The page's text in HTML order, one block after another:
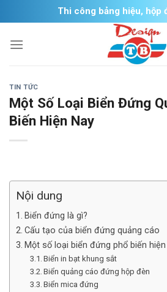
to
content
Thi công bảng hiệu, hộp
TIN TỨC
Một Số Loại Biển Đứng
Biến Hiện Nay
Nội dung
Biển đứng là gì?
Cấu tạo của biển đứng quảng cáo
Một số loại biển đứng phổ biến
Biển in bạt khung sắt
Biển quảng cáo đứng hộp đèn
Biển mica đứng